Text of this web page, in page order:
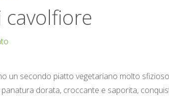
un secondo piatto vegetariano molto
dorata, croccante e saporita,